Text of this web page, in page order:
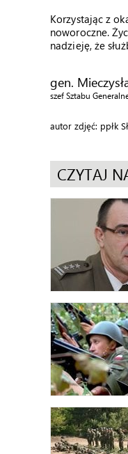
Korzystając z
noworoczne.
nadzieję, że
gen.
szef Sztabu
autor zdjęć: ppłk
CZYTAJ